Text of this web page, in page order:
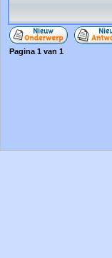
Pagina 1 van 1